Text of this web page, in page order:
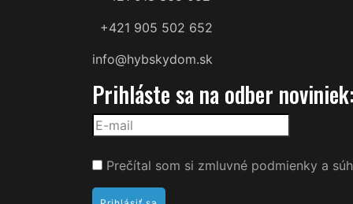
+421 905 502 652
info@hybskydom.sk
Prihláste sa na odber
Prečítal som si zmluvné podmienky a